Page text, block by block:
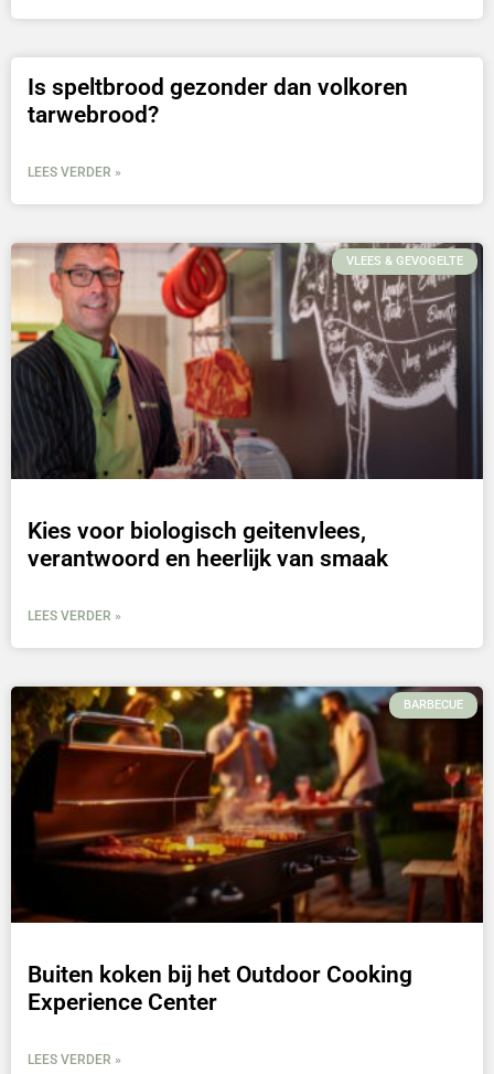
Is speltbrood gezonder dan volkoren
tarwebrood?
LEES VERDER »
VLEES & GEVOGELTE
Kies voor biologisch geitenvlees,
verantwoord en heerlijk van smaak
LEES VERDER »
BARBECUE
Buiten koken bij het Outdoor Cooking
Experience Center
LEES VERDER »